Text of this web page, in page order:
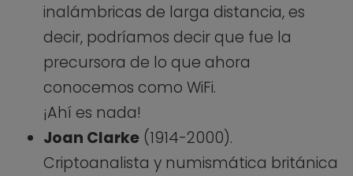
inalámbricas de larga distancia, es
decir, podríamos decir que fue la
precursora de lo que ahora
conocemos como WiFi.
¡Ahí es nada!
Joan Clarke (1914-2000).
Criptoanalista y numismática británica